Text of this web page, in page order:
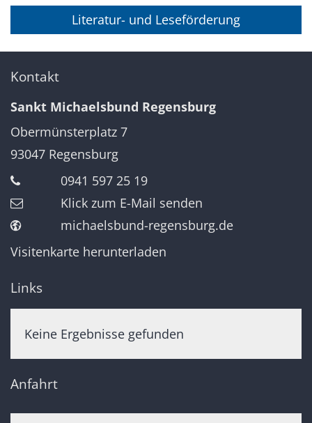
Literatur- und Leseförderung
Kontakt
Sankt Michaelsbund Regensburg
Obermünsterplatz 7
93047 Regensburg
0941 597 25 19
Klick zum E-Mail senden
michaelsbund-regensburg.de
Visitenkarte herunterladen
Links
Keine Ergebnisse gefunden
Anfahrt